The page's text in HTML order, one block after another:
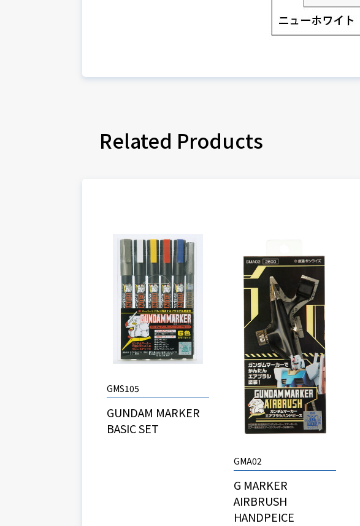
Related Products
GMS105
GUNDAM MARKER
BASIC SET
GMA02
G MARKER
AIRBRUSH
HANDPEICE